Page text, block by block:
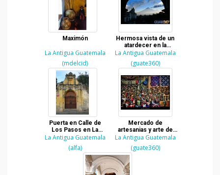
Maximón
La Antigua Guatemala
(mdelcid)
Hermosa vista de un
atardecer en la
Antigua Guatemala
La Antigua Guatemala
(guate360)
Puerta en Calle de
Los Pasos en La
Antigua Guatemala
La Antigua Guatemala
(alfa)
Mercado de
artesanias y arte de
Guatemala
La Antigua Guatemala
(guate360)